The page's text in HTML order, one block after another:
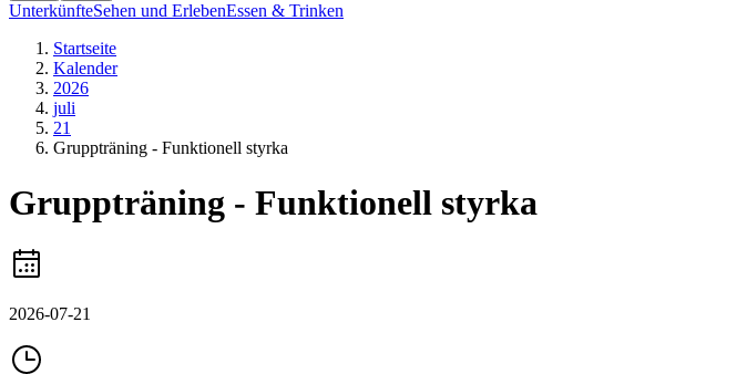
UnterkünfteSehen und ErlebenEssen & Trinken
Startseite
Kalender
2026
juli
21
Gruppträning - Funktionell styrka
Gruppträning - Funktionell styrka
2026-07-21